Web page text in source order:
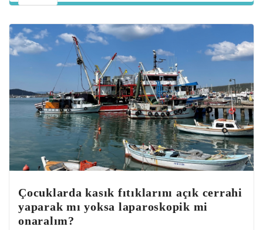
Çocuklarda kasık fıtıklarını açık cerrahi
yaparak mı yoksa laparoskopik mi
onaralım?